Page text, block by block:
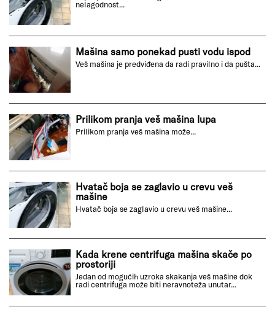
nelagodnost...
Mašina samo ponekad pusti vodu ispod
Veš mašina je predviđena da radi pravilno i da pušta...
Prilikom pranja veš mašina lupa
Prilikom pranja veš mašina može...
Hvatač boja se zaglavio u crevu veš
mašine
Hvatač boja se zaglavio u crevu veš mašine...
Kada krene centrifuga mašina skače po
prostoriji
Jedan od mogućih uzroka skakanja veš mašine dok
radi centrifuga može biti neravnoteža unutar...